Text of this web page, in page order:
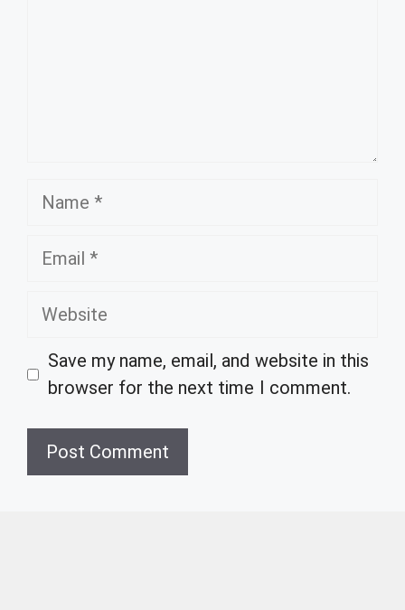
Name
Email
Website
Save my name, email, and website in this
browser for the next time I comment.